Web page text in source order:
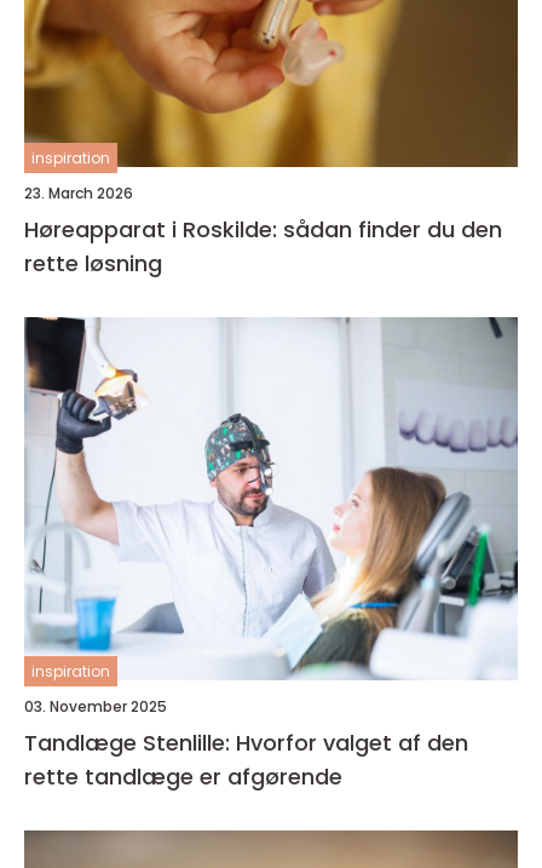
inspiration
23. March 2026
Høreapparat i Roskilde: sådan finder du den
rette løsning
inspiration
03. November 2025
Tandlæge Stenlille: Hvorfor valget af den
rette tandlæge er afgørende